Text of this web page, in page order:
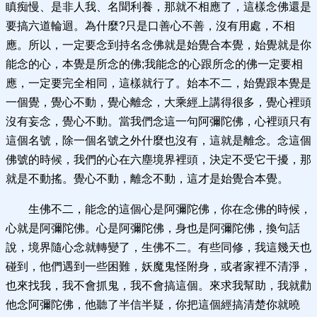
瞋痴慢、是非人我、名聞利養，那就不相應了，這樣念佛還是
要搞六道輪迴。為什麼?只是口善心不善，沒有用處，不相
應。所以，一定要念到持名念佛就是始覺合本覺，始覺就是你
能念的心，本覺是所念的佛;我能念的心跟所念的佛一定要相
應，一定要完全相同，這樣就行了。始本不二，始覺跟本覺是
一個覺，覺心不動，覺心離念，大乘經上講得很多，覺心裡頭
沒有妄念，覺心不動。當我們念這一句阿彌陀佛，心裡頭只有
這個名號，除一個名號之外什麼也沒有，這就是離念。念這個
佛號的時候，我們的心在六塵境界裡頭，決定不受它干擾，那
就是不動搖。覺心不動，離念不動，這才是始覺合本覺。
生佛不二，能念的這個心是阿彌陀佛，你在念佛的時候，
心就是阿彌陀佛。心是阿彌陀佛，身也是阿彌陀佛，換句話
說，境界隨心念就轉變了，生佛不二。有些同修，我這幾天也
碰到，他們遇到一些困難，妖魔鬼怪附身，或者家裡不清淨，
也來找我，我不會抓鬼，我不會搞這個。來求我幫助，我就勸
他念阿彌陀佛，他聽了半信半疑，你把這個經搞清楚你就曉